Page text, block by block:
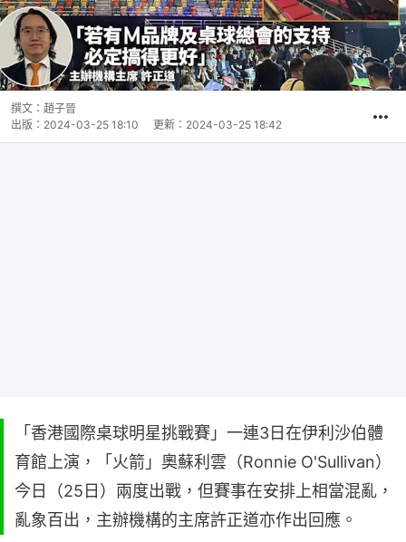
撰文： 趙子晉
出版： 2024-03-25 18:10 更新： 2024-03-25 18:42
「香港國際桌球明星挑戰賽」一連3日在伊利沙伯體
育館上演，「火箭」奧蘇利雲（Ronnie O'Sullivan）
今日（25日）兩度出戰，但賽事在安排上相當混亂，
亂象百出，主辦機構的主席許正道亦作出回應。